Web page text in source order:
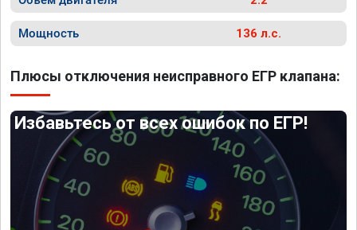
Мощность 136 л.с.
Плюсы отключения неисправного ЕГР клапана:
Избавьтесь от всех ошибок по ЕГР!